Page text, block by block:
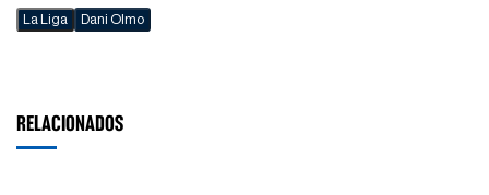
La Liga Dani Olmo
RELACIONADOS